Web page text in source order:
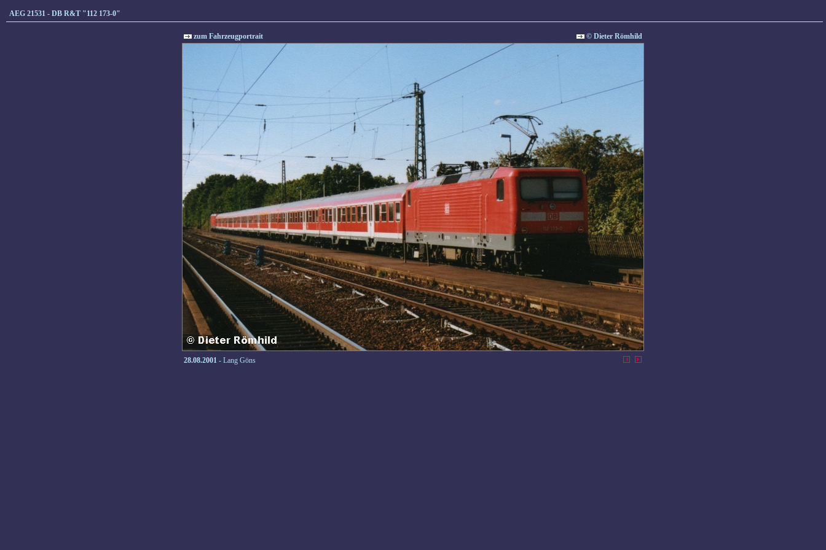
AEG 21531 - DB R&T "112 173-0"
zum Fahrzeugportrait © Dieter Römhild
28.08.2001 - Lang Göns